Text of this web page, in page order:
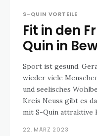
S-QUIN VORTEILE
Fit in den
Quin in
Sport ist gesund.
wieder viele
und seelisches
Kreis Neuss gibt es
22. MÄRZ 2023